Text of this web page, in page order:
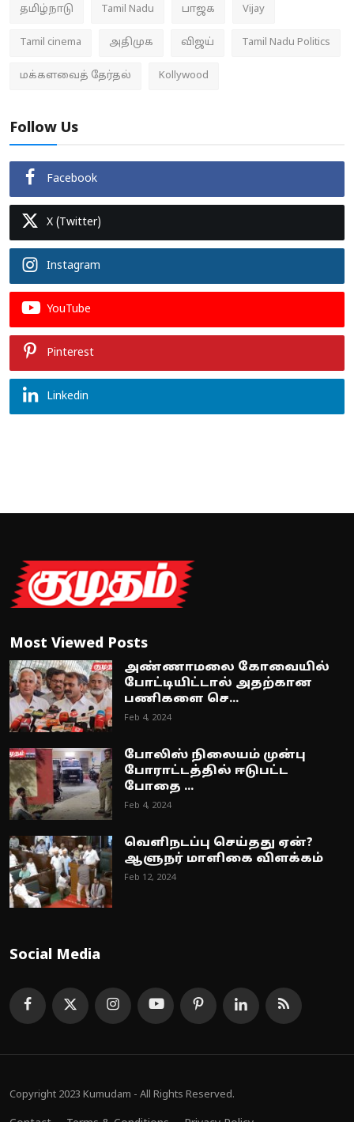
தமிழ்நாடு Tamil Nadu பாஜக Vijay
Tamil cinema அதிமுக விஜய் Tamil Nadu Politics
மக்களவைத் தேர்தல் Kollywood
Follow Us
Facebook
X (Twitter)
Instagram
YouTube
Pinterest
Linkedin
Most Viewed Posts
அண்ணாமலை கோவையில்
போட்டியிட்டால் அதற்கான
பணிகளை செ...
Feb 4, 2024
போலிஸ் நிலையம் முன்பு
போராட்டத்தில் ஈடுபட்ட
போதை ...
Feb 4, 2024
வெளிநடப்பு செய்தது ஏன்?
ஆளுநர் மாளிகை விளக்கம்
Feb 12, 2024
Social Media
Copyright 2023 Kumudam - All Rights Reserved.